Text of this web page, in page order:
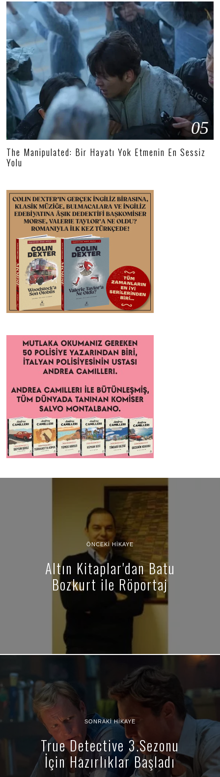
05
The Manipulated: Bir Hayatı Yok Etmenin En Sessiz
Yolu
ÖNCEKI HIKAYE
Altın Kitaplar'dan Batu
Bozkurt ile Röportaj
SONRAKI HIKAYE
True Detective 3.Sezonu
İçin Hazırlıklar Başladı